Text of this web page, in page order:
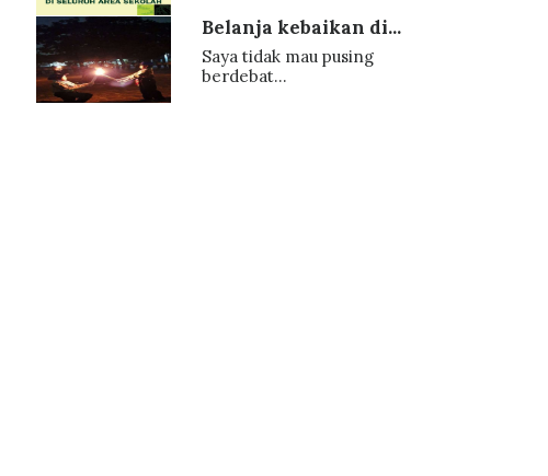
Belanja kebaikan di...
Saya tidak mau pusing
berdebat...